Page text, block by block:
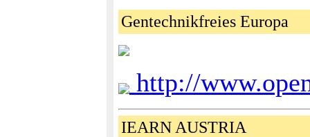
Gentechnikfreies Europa
http://
IEARN AUSTRIA